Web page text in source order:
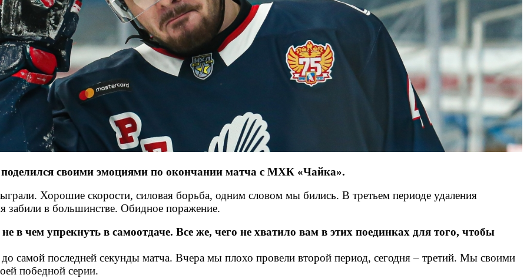
своими эмоциями по окончании матча с МХК «Чайка».
Хорошие скорости, силовая борьба, одним словом мы бились. В третьем периоде удаления
забили в большинстве. Обидное поражение.
в чем упрекнуть в самоотдаче. Все же, чего не хватило вам в этих поединках для того, чтобы
самой последней секунды матча. Вчера мы плохо провели второй период, сегодня – третий. Мы своими
победной серии.